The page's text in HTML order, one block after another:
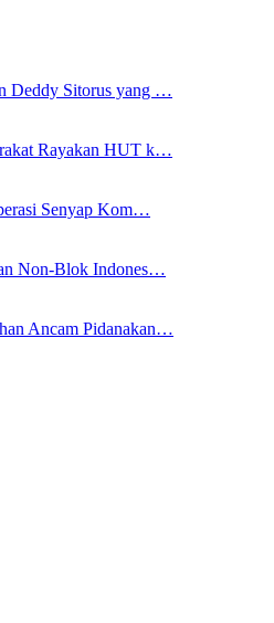
Deddy Sitorus yang …
Rayakan HUT k…
Senyap Kom…
Non-Blok Indones…
Ancam Pidanakan…